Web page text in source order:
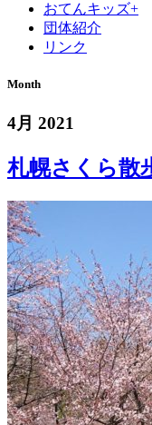
おてんキッズ+
団体紹介
リンク
Month
4月 2021
札幌さくら散